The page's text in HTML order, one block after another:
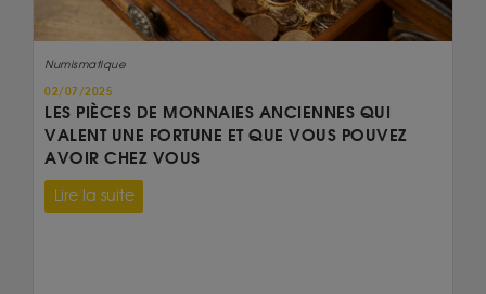
Numismatique
02/07/2025
LES PIÈCES DE MONNAIES ANCIENNES QUI
VALENT UNE FORTUNE ET QUE VOUS POUVEZ
AVOIR CHEZ VOUS
Lire la suite